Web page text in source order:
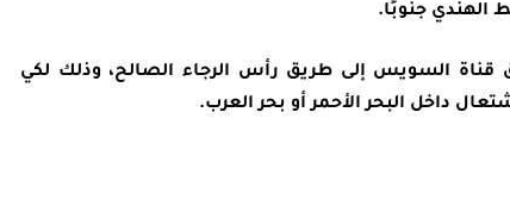
الهندي جنوبًا.
قناة السويس إلى طريق رأس الرجاء الصالح، وذلك لكي
داخل البحر الأحمر أو بحر العرب.